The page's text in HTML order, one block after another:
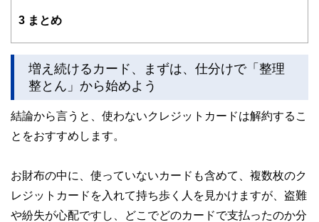
2人の男子（高3と小6）の母。品川区在住
ゆめプランニング笑顔相続･FP事務所 代表
https://fp-yu
meplan.com/
3 まとめ
増え続けるカード、まずは、仕分けで「整理
整とん」から始めよう
結論から言うと、使わないクレジットカードは解約するこ
とをおすすめします。
お財布の中に、使っていないカードも含めて、複数枚のク
レジットカードを入れて持ち歩く人を見かけますが、盗難
や紛失が心配ですし、どこでどのカードで支払ったのか分